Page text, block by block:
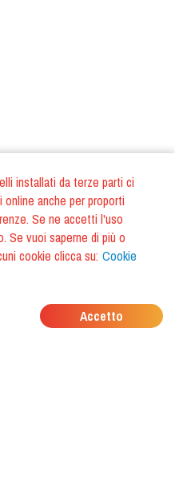
installati da terze parti ci
anche per proporti
Se ne accetti l'uso
Se vuoi saperne di più o
cookie clicca su: Cookie
Accetto
I